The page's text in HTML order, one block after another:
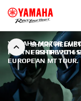
SHARK
FOR THE 2016
YAMAHA MOTOR
PARTNERSHIP WITH
EUROPEAN MT TOUR.